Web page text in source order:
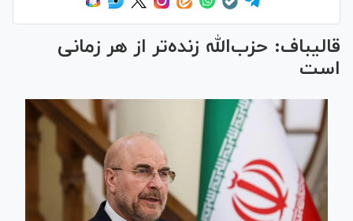
قالیباف: حزب‌الله زنده‌تر از هر زمانی
است